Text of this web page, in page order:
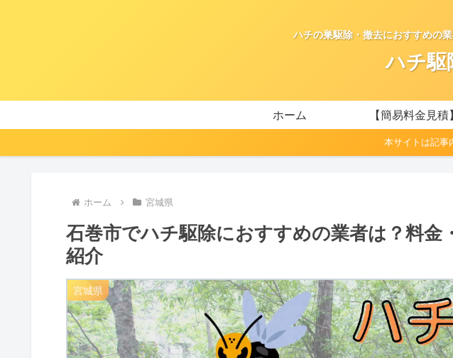
ハチの巣駆除・撤去におすすめの
ハチ駆
ホーム 【簡易料金見積】
本サイトは記事
ホーム 宮城県
石巻市でハチ駆除におすすめの業者は？料金
紹介
宮城県